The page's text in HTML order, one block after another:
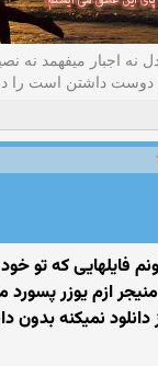
نه اجبار میفهمد نه
دوست داشتن است را
فایلهایی که تو
منیجر ازم یوزر
نمیکنه بدون